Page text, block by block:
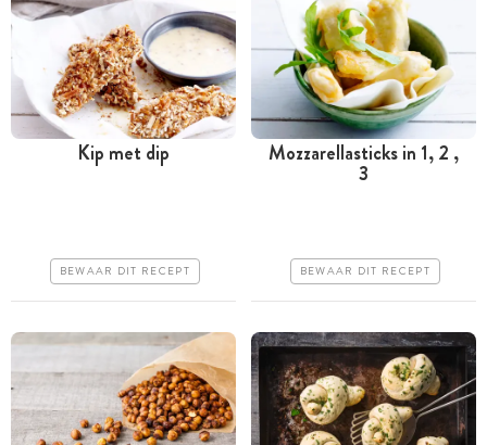
Kip met dip
BEWAAR DIT RECEPT
Minder dan 30 minuten
Erg makkelijk
Mozzarellasticks in 1, 2 ,
3
BEWAAR DIT RECEPT